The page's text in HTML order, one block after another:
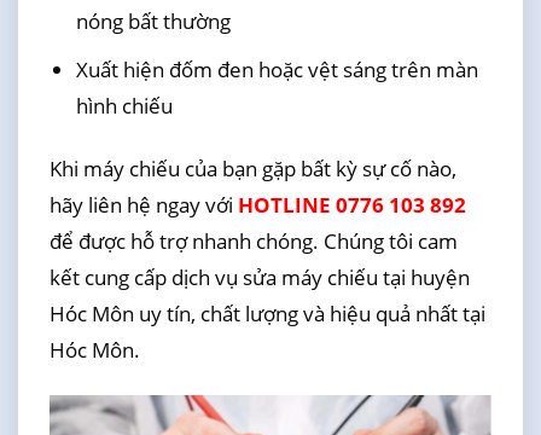
nóng bất thường
Xuất hiện đốm đen hoặc vệt sáng trên màn
hình chiếu
Khi máy chiếu của bạn gặp bất kỳ sự cố nào,
hãy liên hệ ngay với HOTLINE 0776 103 892
để được hỗ trợ nhanh chóng. Chúng tôi cam
kết cung cấp dịch vụ sửa máy chiếu tại huyện
Hóc Môn uy tín, chất lượng và hiệu quả nhất tại
Hóc Môn.